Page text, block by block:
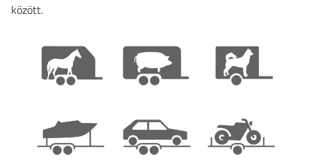
között.